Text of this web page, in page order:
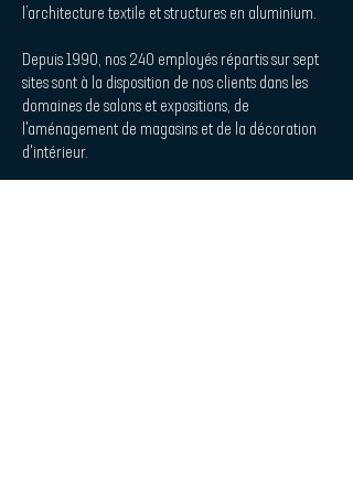
l’architecture textile et structures en aluminium.
Depuis 1990, nos 240 employés répartis sur sept
sites sont à la disposition de nos clients dans les
domaines de salons et expositions, de
l'aménagement de magasins et de la décoration
d'intérieur.